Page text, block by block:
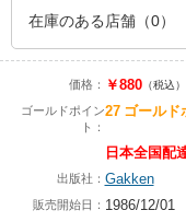
在庫のある店舗（0）
価格： ￥880（税込）
ゴールドポイン
ト：
27 ゴールド
日本全国配
出版社： Gakken
販売開始日： 1986/12/01